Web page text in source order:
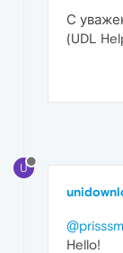
С
(UDL
U
Hello!